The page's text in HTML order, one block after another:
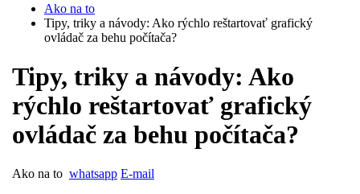
Ako na to
Tipy, triky a návody: Ako rýchlo reštartovať grafický
ovládač za behu počítača?
Tipy, triky a návody: Ako
rýchlo reštartovať grafický
ovládač za behu počítača?
Ako na to whatsapp E-mail